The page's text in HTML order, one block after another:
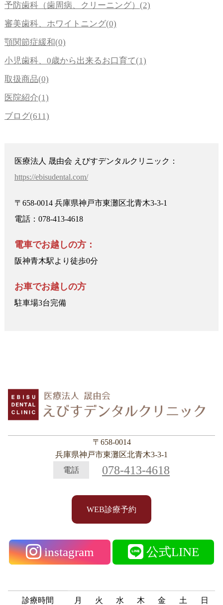
予防歯科（歯周病、クリーニング）(2)
審美歯科、ホワイトニング(0)
顎関節症緩和(0)
小児歯科、0歳から出来るお口育て(1)
取扱商品(0)
医院紹介(1)
ブログ(611)
医療法人 晟由会 えびすデンタルクリニック：
https://ebisudental.com/
〒658-0014 兵庫県神戸市東灘区北青木3-3-1
電話：078-413-4618
電車でお越しの方：
阪神青木駅より徒歩0分
お車でお越しの方
駐車場3台完備
〒658-0014
兵庫県神戸市東灘区北青木3-3-1
電話
078-413-4618
WEB診療予約
instagram 公式LINE
診療時間 月 火 水 木 金 土 日